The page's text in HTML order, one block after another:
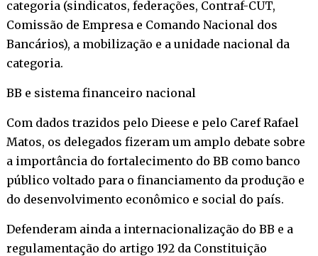
categoria (sindicatos, federações, Contraf-CUT,
Comissão de Empresa e Comando Nacional dos
Bancários), a mobilização e a unidade nacional da
categoria.
BB e sistema financeiro nacional
Com dados trazidos pelo Dieese e pelo Caref Rafael
Matos, os delegados fizeram um amplo debate sobre
a importância do fortalecimento do BB como banco
público voltado para o financiamento da produção e
do desenvolvimento econômico e social do país.
Defenderam ainda a internacionalização do BB e a
regulamentação do artigo 192 da Constituição